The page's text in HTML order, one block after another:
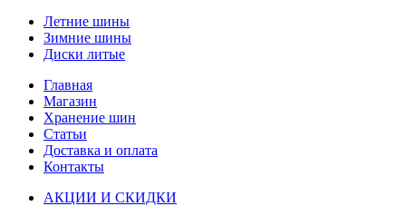
Летние шины
Зимние шины
Диски литые
Главная
Магазин
Хранение шин
Статьи
Доставка и оплата
Контакты
АКЦИИ И СКИДКИ